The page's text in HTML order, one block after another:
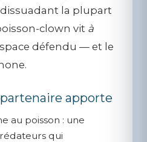
la plupart
clown vit à
défendu — et le
apporte
au poisson : une
qui